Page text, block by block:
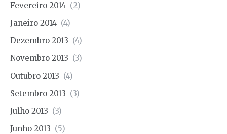
Fevereiro 2014 (2)
Janeiro 2014 (4)
Dezembro 2013 (4)
Novembro 2013 (3)
Outubro 2013 (4)
Setembro 2013 (3)
Julho 2013 (3)
Junho 2013 (5)